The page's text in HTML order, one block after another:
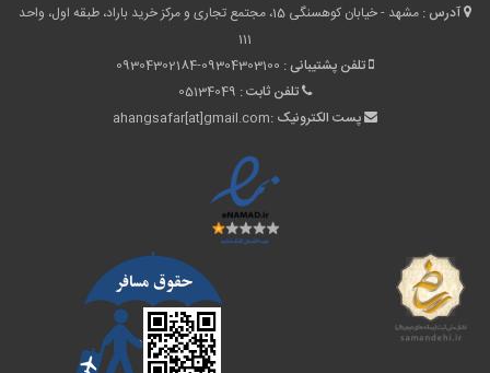
آدرس :
مشهد - خیابان کوهسنگی 15، مجتمع تجاری و مرکز خرید باراد، طبقه اول، واحد
111
تلفن پشتیبانی : 09304302184-09304303100
تلفن ثابت : 05134049
پست الکترونیک :ahangsafar[at]gmail.com